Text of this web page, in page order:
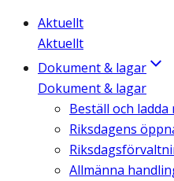
Aktuellt
Aktuellt
Dokument & lagar
Dokument & lagar
Beställ och ladda
Riksdagens
Allmänna